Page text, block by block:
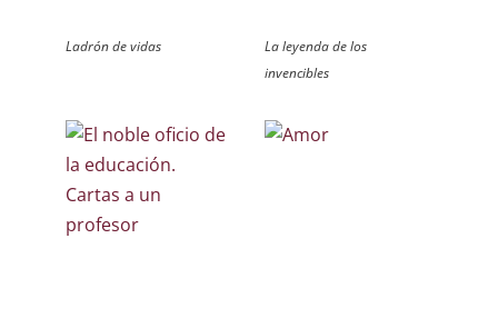
Ladrón de vidas
La leyenda de los
invencibles